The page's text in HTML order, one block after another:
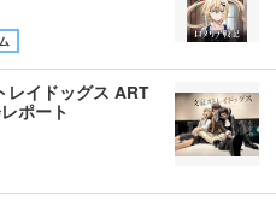
レイドッグス ART
ポート